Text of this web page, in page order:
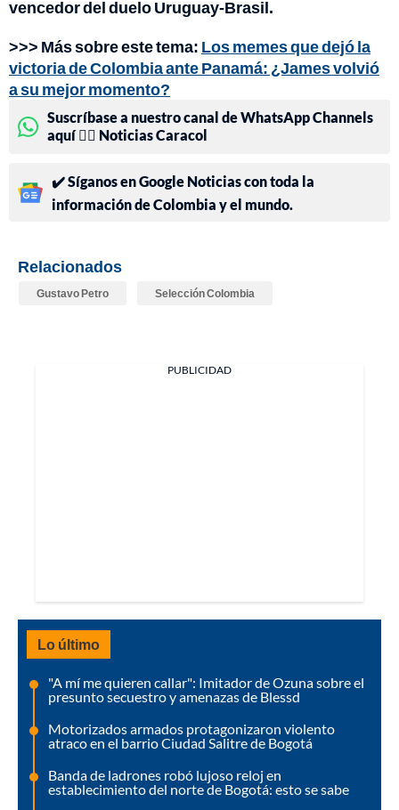
vencedor del duelo Uruguay-Brasil.
>>> Más sobre este tema: Los memes que dejó la
victoria de Colombia ante Panamá: ¿James volvió
a su mejor momento?
Suscríbase a nuestro canal de WhatsApp Channels
aquí 👉🏻 Noticias Caracol
✔️ Síganos en Google Noticias con toda la
información de Colombia y el mundo.
Relacionados
Gustavo Petro Selección Colombia
PUBLICIDAD
Lo último
"A mí me quieren callar": Imitador de Ozuna sobre el
presunto secuestro y amenazas de Blessd
Motorizados armados protagonizaron violento
atraco en el barrio Ciudad Salitre de Bogotá
Banda de ladrones robó lujoso reloj en
establecimiento del norte de Bogotá: esto se sabe